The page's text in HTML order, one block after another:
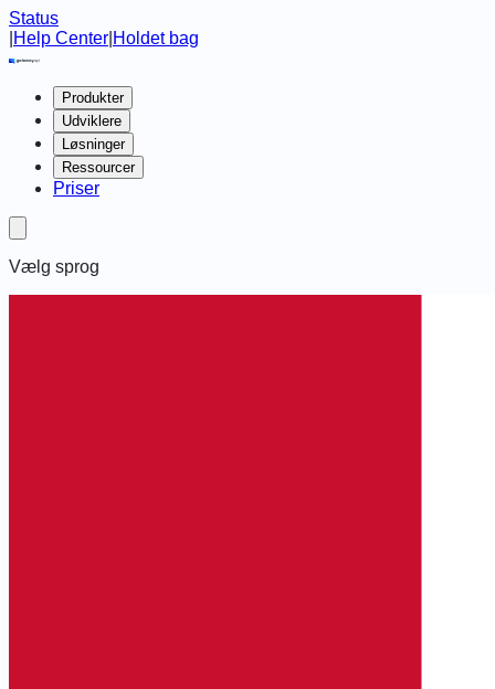
Status
Help Center Holdet bag
Produkter
Udviklere
Løsninger
Ressourcer
Priser
Vælg sprog